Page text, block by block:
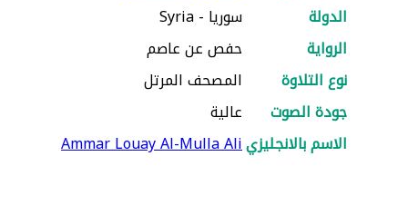
الدولة
سوريا - Syria
الرواية
حفص عن عاصم
نوع التلاوة
المصحف المرتل
جودة الصوت
عالية
الاسم بالانجليزيAmmar Louay Al-Mulla Ali